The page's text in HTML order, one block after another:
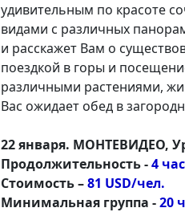
удивительным по красоте
видами с различных
и расскажет Вам о
поездкой в горы и
различными растениями,
Вас ожидает обед в
22 января. МОНТЕВИДЕО,
Продолжительность -4
Стоимость –81 USD/чел.
Минимальная группа -20